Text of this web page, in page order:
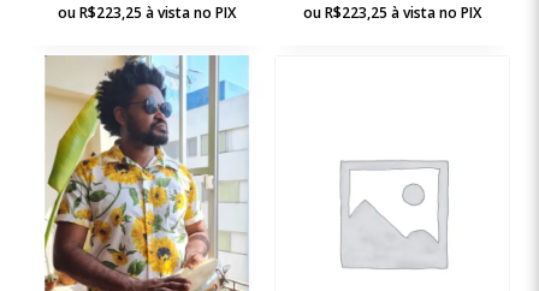
ouR$223,25 à vista no PIX
ouR$223,25 à vista no PIX